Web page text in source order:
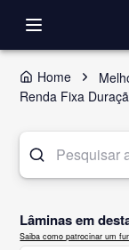
Home
Renda Fixa
Lâminas em
Saiba como patrocinar um